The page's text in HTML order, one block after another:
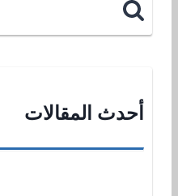
أحدث المقالات